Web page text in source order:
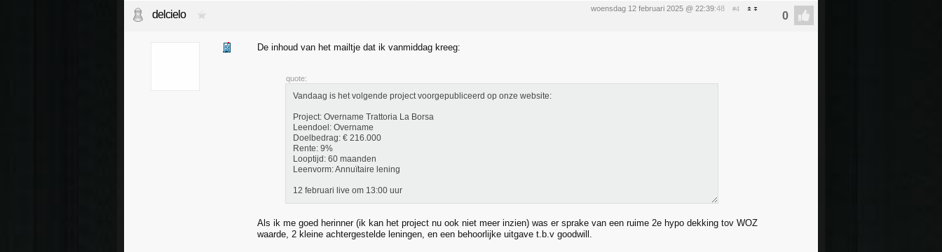
woensdag 12 februari 2025 @ 22:39:48 #4
delcielo
De inhoud van het mailtje dat ik vanmiddag kreeg:
quote:
Vandaag is het volgende project voorgepubliceerd op onze website:
Project: Overname Trattoria La Borsa
Leendoel: Overname
Doelbedrag: € 216.000
Rente: 9%
Looptijd: 60 maanden
Leenvorm: Annuïtaire lening
12 februari live om 13:00 uur
Als ik me goed herinner (ik kan het project nu ook niet meer inzien) was er sprake van een ruime 2e hypo dekking tov WOZ
waarde, 2 kleine achtergestelde leningen, en een behoorlijke uitgave t.b.v goodwill.